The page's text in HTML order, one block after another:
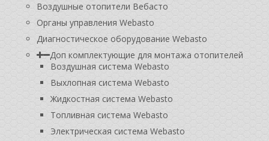
Воздушные отопители Вебасто
Органы управления Webasto
Диагностическое оборудование Webasto
Доп комплектующие для монтажа отопителей
Воздушная система Webasto
Выхлопная система Webasto
Жидкостная система Webasto
Топливная система Webasto
Электрическая система Webasto